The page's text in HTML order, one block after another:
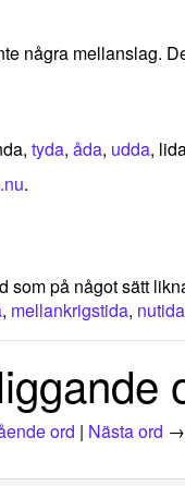
några mellanslag.
tyda, åda, udda,
.
som på något sätt
, mellankrigstida, nutida
ord | Nästa ord →